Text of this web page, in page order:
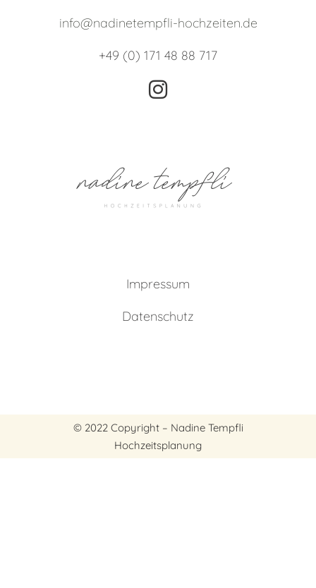
info@nadinetempfli-hochzeiten.de
+49 (0) 171 48 88 717
Impressum
Datenschutz
© 2022 Copyright – Nadine Tempfli
Hochzeitsplanung